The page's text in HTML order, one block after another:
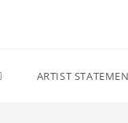
ARTIST